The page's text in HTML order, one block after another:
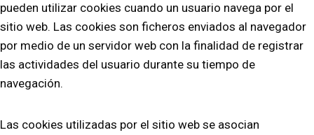
pueden utilizar cookies cuando un usuario navega por el
sitio web. Las cookies son ficheros enviados al navegador
por medio de un servidor web con la finalidad de registrar
las actividades del usuario durante su tiempo de
navegación.
Las cookies utilizadas por el sitio web se asocian